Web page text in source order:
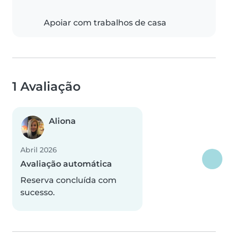
Apoiar com trabalhos de casa
1 Avaliação
Aliona
Abril 2026
Avaliação automática
Reserva concluída com
sucesso.